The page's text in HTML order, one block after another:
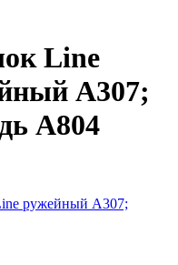
Line
А307;
А804